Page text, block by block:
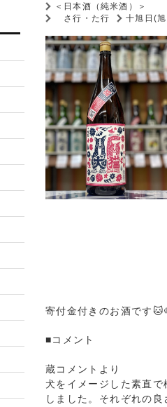
＜日本酒（純米酒）＞
さ行・た行
十旭日(
寄付金付きのお酒です
■コメント
蔵コメントより
犬をイメージした素直
しました。それぞれの良